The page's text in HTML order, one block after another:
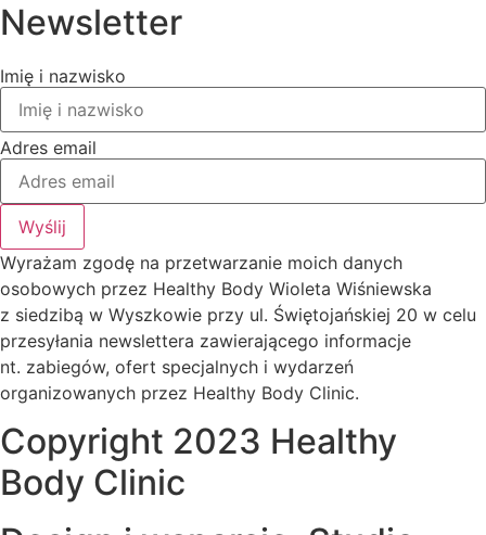
Newsletter
Imię i nazwisko
Adres email
Wyślij
Wyrażam zgodę na przetwarzanie moich danych
osobowych przez Healthy Body Wioleta Wiśniewska
z siedzibą w Wyszkowie przy ul. Świętojańskiej 20 w celu
przesyłania newslettera zawierającego informacje
nt. zabiegów, ofert specjalnych i wydarzeń
organizowanych przez Healthy Body Clinic.
Copyright 2023 Healthy
Body Clinic